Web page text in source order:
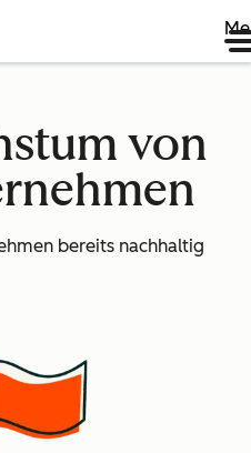
von
bereits nachhaltig